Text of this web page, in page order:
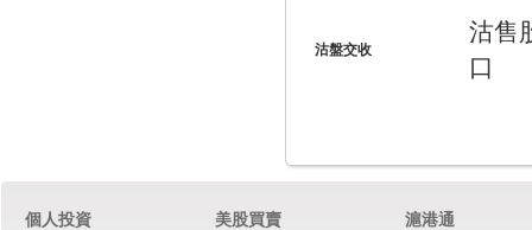
沽盤交收
沽售
口
個人投資 美股買賣 滬港通